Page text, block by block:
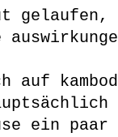
auf
ein